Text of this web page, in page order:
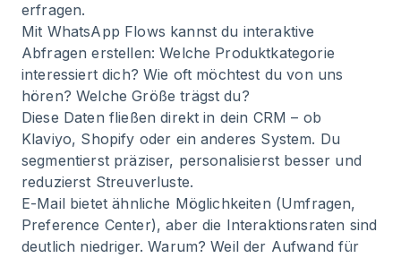
erfragen.
Mit WhatsApp Flows kannst du interaktive
Abfragen erstellen: Welche Produktkategorie
interessiert dich? Wie oft möchtest du von uns
hören? Welche Größe trägst du?
Diese Daten fließen direkt in dein CRM – ob
Klaviyo, Shopify oder ein anderes System. Du
segmentierst präziser, personalisierst besser und
reduzierst Streuverluste.
E-Mail bietet ähnliche Möglichkeiten (Umfragen,
Preference Center), aber die Interaktionsraten sind
deutlich niedriger. Warum? Weil der Aufwand für